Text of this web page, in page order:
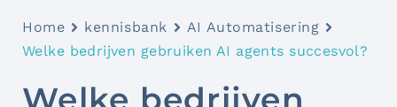
Home kennisbank
AI Automatisering
Welke bedrijven gebruiken AI agents succesvol?
Welke bedrijven